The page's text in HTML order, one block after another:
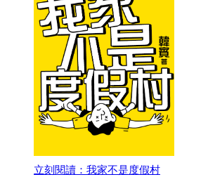
立刻閱讀：我家不是度假村